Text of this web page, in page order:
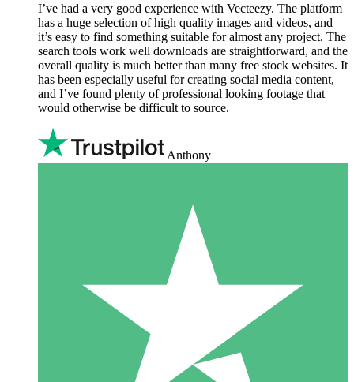
I’ve had a very good experience with Vecteezy. The platform
has a huge selection of high quality images and videos, and
it’s easy to find something suitable for almost any project. The
search tools work well downloads are straightforward, and the
overall quality is much better than many free stock websites. It
has been especially useful for creating social media content,
and I’ve found plenty of professional looking footage that
would otherwise be difficult to source.
Anthony